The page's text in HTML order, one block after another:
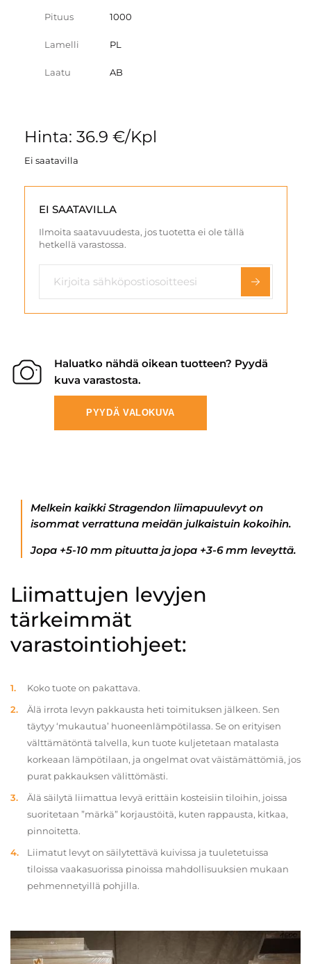
Pituus 1000
Lamelli PL
Laatu AB
Hinta: 36.9 €/Kpl
Ei saatavilla
EI SAATAVILLA
Ilmoita saatavuudesta, jos tuotetta ei ole tällä
hetkellä varastossa.
Haluatko nähdä oikean tuotteen? Pyydä
kuva varastosta.
PYYDÄ VALOKUVA
Melkein kaikki Stragendon liimapuulevyt on
isommat verrattuna meidän julkaistuin kokoihin.
Jopa +5-10 mm pituutta ja jopa +3-6 mm leveyttä.
Liimattujen levyjen
tärkeimmät
varastointiohjeet:
Koko tuote on pakattava.
Älä irrota levyn pakkausta heti toimituksen jälkeen. Sen
täytyy ‘mukautua’ huoneenlämpötilassa. Se on erityisen
välttämätöntä talvella, kun tuote kuljetetaan matalasta
korkeaan lämpötilaan, ja ongelmat ovat väistämättömiä, jos
purat pakkauksen välittömästi.
Älä säilytä liimattua levyä erittäin kosteisiin tiloihin, joissa
suoritetaan ”märkä” korjaustöitä, kuten rappausta, kitkaa,
pinnoitetta.
Liimatut levyt on säilytettävä kuivissa ja tuuletetuissa
tiloissa vaakasuorissa pinoissa mahdollisuuksien mukaan
pehmennetyillä pohjilla.